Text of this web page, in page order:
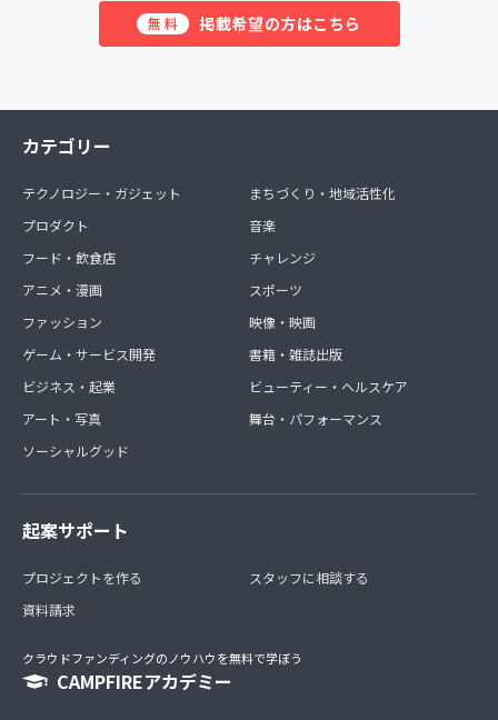
無料 掲載希望の方はこちら
カテゴリー
テクノロジー・ガジェット
プロダクト
フード・飲食店
アニメ・漫画
ファッション
ゲーム・サービス開発
ビジネス・起業
アート・写真
ソーシャルグッド
まちづくり・地域活性化
音楽
チャレンジ
スポーツ
映像・映画
書籍・雑誌出版
ビューティー・ヘルスケア
舞台・パフォーマンス
起案サポート
プロジェクトを作る
資料請求
スタッフに相談する
クラウドファンディングのノウハウを無料で学ぼう
CAMPFIREアカデミー